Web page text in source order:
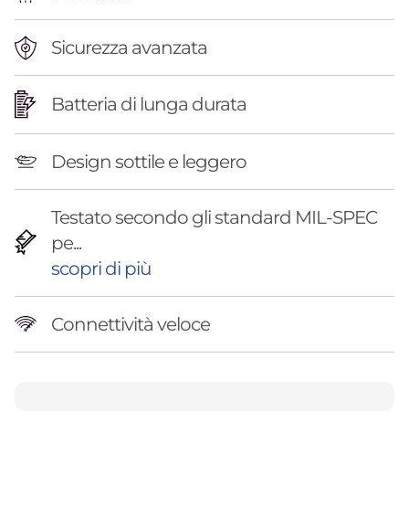
Sicurezza avanzata
Batteria di lunga durata
Design sottile e leggero
Testato secondo gli standard MIL-SPEC
pe...
scopri di più
Connettività veloce